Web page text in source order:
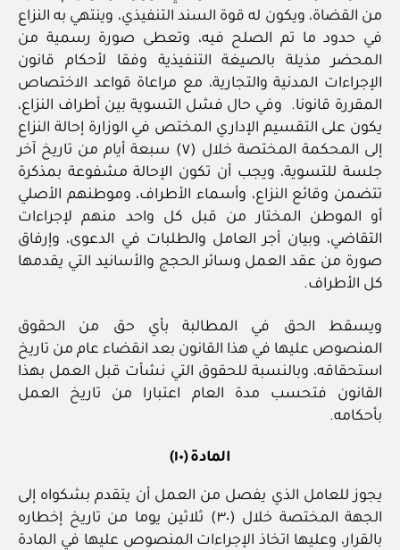
من القضاة، ويكون له قوة السند التنفيذي، وينتهي به النزاع
في حدود ما تم الصلح فيه، وتعطى صورة رسمية من
المحضر مذيلة بالصيغة التنفيذية وفقا لأحكام قانون
الإجراءات المدنية والتجارية، مع مراعاة قواعد الاختصاص
المقررة قانونا. وفي حال فشل التسوية بين أطراف النزاع،
يكون على التقسيم الإداري المختص في الوزارة إحالة النزاع
إلى المحكمة المختصة خلال (٧) سبعة أيام من تاريخ آخر
جلسة للتسوية، ويجب أن تكون الإحالة مشفوعة بمذكرة
تتضمن وقائع النزاع، وأسماء الأطراف، وموطنهم الأصلي
أو الموطن المختار من قبل كل واحد منهم لإجراءات
التقاضي، وبيان أجر العامل والطلبات في الدعوى، وإرفاق
صورة من عقد العمل وسائر الحجج والأسانيد التي يقدمها
كل الأطراف.
ويسقط الحق في المطالبة بأي حق من الحقوق
المنصوص عليها في هذا القانون بعد انقضاء عام من تاريخ
استحقاقه، وبالنسبة للحقوق التي نشأت قبل العمل بهذا
القانون فتحسب مدة العام اعتبارا من تاريخ العمل
بأحكامه.
المادة (١٠)
يجوز للعامل الذي يفصل من العمل أن يتقدم بشكواه إلى
الجهة المختصة خلال (٣٠) ثلاثين يوما من تاريخ إخطاره
بالقرار، وعليها اتخاذ الإجراءات المنصوص عليها في المادة